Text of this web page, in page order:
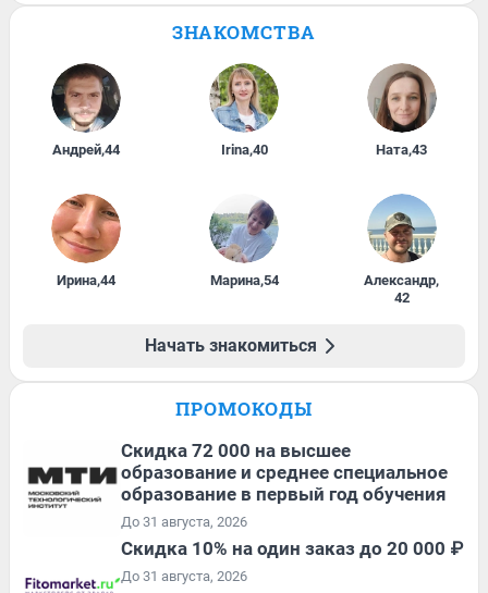
ЗНАКОМСТВА
Андрей,44 Irina,40 Ната,43
Ирина,44 Марина,54 Александр,
42
Начать знакомиться
ПРОМОКОДЫ
Скидка 72 000 на высшее
образование и среднее специальное
образование в первый год обучения
До 31 августа, 2026
Скидка 10% на один заказ до 20 000 ₽
До 31 августа, 2026